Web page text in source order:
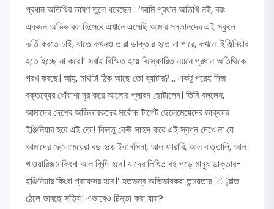
প্রধান অতিথির ভাষণ তুলে ধরেছেন : ‘আমি প্রধান অতিথি নই, বরং
একজন অভিভাবক হিসেবে এখানে এসেছি আমার সন্তানদের এই স্কুলে
ভর্তি করতে চাই, যাতে কখনও তারা ডাক্তার হতে না পারে, কখনো ইঞ্জিনিয়ার
হতে ইচ্ছে না করে।’ সবাই বিস্মিত হয়ে বিস্ফোরিত নয়নে প্রধান অতিথিকে
পরখ করছে। আহ্, মাথাটা ঠিক আছে তো ব্যাটার?... একটু পরেই নিজ
বক্তব্যের ধোঁয়াশা দূর করে আলোর প্লাবন ছোটালেন। তিনি বললেন,
আমাদের দেশের অভিভাবকদের সর্বোচ্চ টার্গেট ছেলেমেয়েদের ডাক্তার
ইঞ্জিনিয়ার হবে এই তো! কিন্তু কেউ সাহস করে এই স্বপ্ন দেখে না যে
আমাদের ছেলেমেয়েরা বড় হয়ে ইবনেসিনা, আল ফারাবি, আল বাত্তালি, আল
খাওয়ারিজম কিংবা আল কিন্দি হবে। যাদের লিখিত বই পড়ে মানুষ ডাক্তার-
ইঞ্জিনিয়ার কিংবা প্রফেসর হবে।’ হতভম্ব অভিভাবকরা তন্ময়তার ¯্রােত
ঠেলে ভাবছে সত্যি। এভাবেও চিন্তা করা যায়?